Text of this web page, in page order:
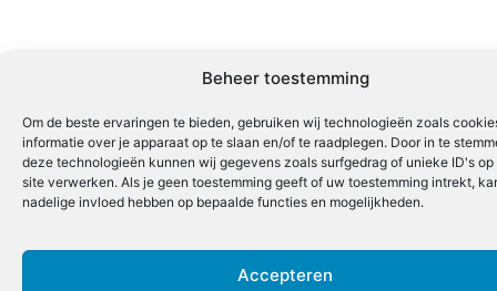
Beheer toestemming
Om de beste ervaringen te bieden, gebruiken wij technologieën zoals
informatie over je apparaat op te slaan en/of te raadplegen. Door in te
deze technologieën kunnen wij gegevens zoals surfgedrag of unieke ID's op
site verwerken. Als je geen toestemming geeft of uw toestemming intrekt,
nadelige invloed hebben op bepaalde functies en mogelijkheden.
Accepteren